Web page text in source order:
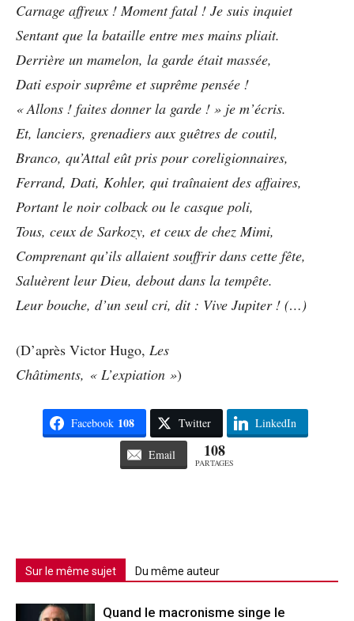
Carnage affreux ! Moment fatal ! Je suis inquiet
Sentant que la bataille entre mes mains pliait.
Derrière un mamelon, la garde était massée,
Dati espoir suprême et suprême pensée !
« Allons ! faites donner la garde ! » je m’écris.
Et, lanciers, grenadiers aux guêtres de coutil,
Branco, qu’Attal eût pris pour coreligionnaires,
Ferrand, Dati, Kohler, qui traînaient des affaires,
Portant le noir colback ou le casque poli,
Tous, ceux de Sarkozy, et ceux de chez Mimi,
Comprenant qu’ils allaient souffrir dans cette fête,
Saluèrent leur Dieu, debout dans la tempête.
Leur bouche, d’un seul cri, dit : Vive Jupiter ! (…)
(D’après Victor Hugo, Les
Châtiments, « L’expiation »)
Facebook 108 Twitter LinkedIn
Email 108
PARTAGES
Sur le même sujet Du même auteur
Quand le macronisme singe le